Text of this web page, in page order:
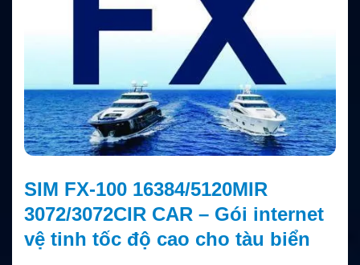
SIM FX-100 16384/5120MIR
3072/3072CIR CAR – Gói internet
vệ tinh tốc độ cao cho tàu biển